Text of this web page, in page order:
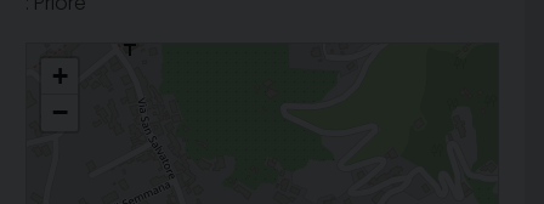
Arciconfraternita Santa Maria a Chieia
+
−